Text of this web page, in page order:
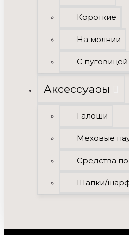
Короткие
На молнии
С пуговицей
Аксессуары
Галоши
Меховые
Средства
Шапки/